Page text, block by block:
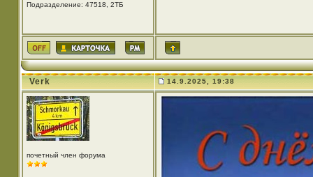
Подразделение: 47518, 2ТБ
Verk 14.9.2025, 19:38
почетный член форума